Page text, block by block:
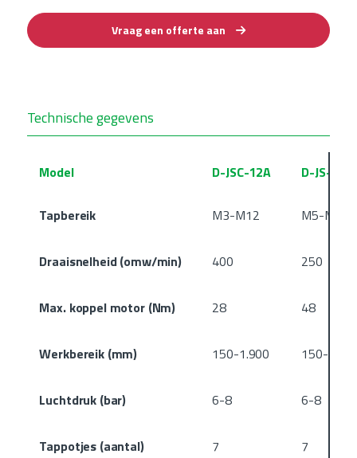
Vraag een offerte aan
Technische gegevens
Model D-JSC-12A D-JS-
Tapbereik M3-M12 M5-M16
Draaisnelheid (omw/min) 400 250
Max. koppel motor (Nm) 28 48
Werkbereik (mm) 150-1.900 150-
Luchtdruk (bar) 6-8 6-8
Tappotjes (aantal) 7 7